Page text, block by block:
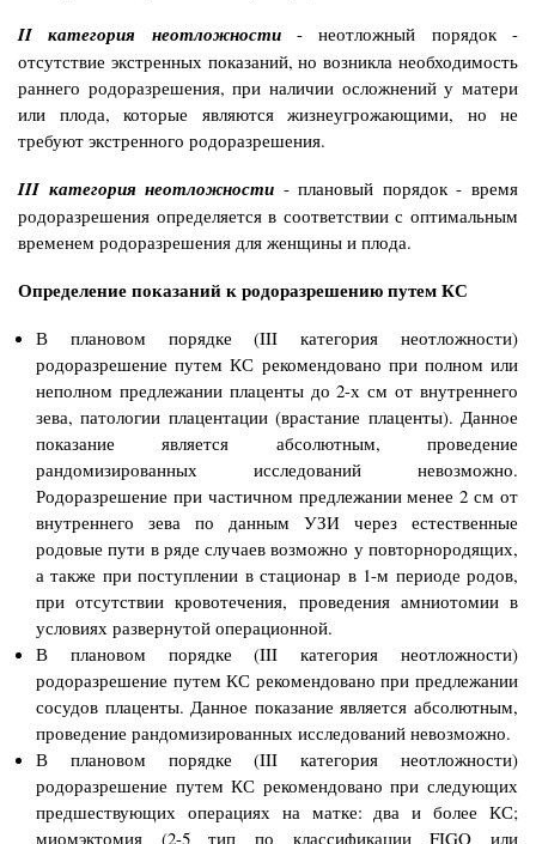
II категория неотложности- неотложный порядок -
отсутствие экстренных показаний, но возникла необходимость
раннего родоразрешения, при наличии осложнений у матери
или плода, которые являются жизнеугрожающими, но не
требуют экстренного родоразрешения.
III категория неотложности - плановый порядок - время
родоразрешения определяется в соответствии с оптимальным
временем родоразрешения для женщины и плода.
Определение показаний к родоразрешению путем КС
В плановом порядке (III категория неотложности)
родоразрешение путем КС рекомендовано при полном или
неполном предлежании плаценты до 2-х см от внутреннего
зева, патологии плацентации (врастание плаценты). Данное
показание является абсолютным, проведение
рандомизированных исследований невозможно.
Родоразрешение при частичном предлежании менее 2 см от
внутреннего зева по данным УЗИ через естественные
родовые пути в ряде случаев возможно у повторнородящих,
а также при поступлении в стационар в 1-м периоде родов,
при отсутствии кровотечения, проведения амниотомии в
условиях развернутой операционной.
В плановом порядке (III категория неотложности)
родоразрешение путем КС рекомендовано при предлежании
сосудов плаценты. Данное показание является абсолютным,
проведение рандомизированных исследований невозможно.
В плановом порядке (III категория неотложности)
родоразрешение путем КС рекомендовано при следующих
предшествующих операциях на матке: два и более КС;
миомэктомия (2-5 тип по классификации FIGO или